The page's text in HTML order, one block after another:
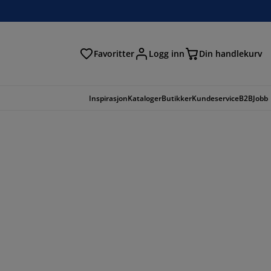
Favoritter Logg inn Din handlekurv
InspirasjonKatalogerButikkerKundeserviceB2BJobb